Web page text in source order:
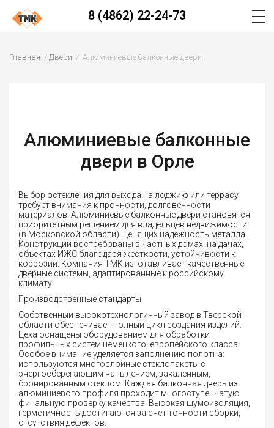
8 (4862) 22-24-73
Главная Двери Алюминиевые балконные двери
Алюминиевые балконные
двери в Орле
Выбор остекления для выхода на лоджию или террасу
требует внимания к прочности, долговечности
материалов. Алюминиевые балконные двери становятся
приоритетным решением для владельцев недвижимости
(в Московской области), ценящих надежность металла.
Конструкции востребованы в частных домах, на дачах,
объектах ИЖС благодаря жесткости, устойчивости к
коррозии. Компания ТМК изготавливает качественные
дверные системы, адаптированные к российскому
климату.
Производственные стандарты
Собственный высокотехнологичный завод в Тверской
области обеспечивает полный цикл создания изделий.
Цеха оснащены оборудованием для обработки
профильных систем немецкого, европейского класса.
Особое внимание уделяется заполнению полотна:
используются многослойные стеклопакеты с
энергосберегающим напылением, закаленным,
бронированным стеклом. Каждая балконная дверь из
алюминиевого профиля проходит многоступенчатую
финальную проверку качества. Высокая шумоизоляция,
герметичность достигаются за счет точности сборки,
отсутствия дефектов.